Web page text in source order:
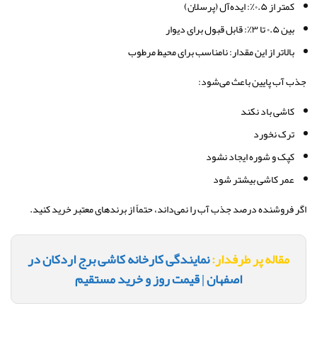
کمتر از ۰.۵٪: ایده‌آل (پرسلان)
بین ۰.۵ تا ۳٪: قابل قبول برای دیوار
بالاتر از این مقدار: نامناسب برای محیط مرطوب
جذب آب پایین باعث می‌شود:
کاشی باد نکند
ترک نخورد
کپک و شوره ایجاد نشود
عمر کاشی بیشتر شود
اگر فروشنده درصد جذب آب را نمی‌داند، حتماً از برندهای معتبر خرید کنید.
مقاله پر طرفدار:نمایندگی کارخانه کاشی برج اردکان در
اصفهان | قیمت روز و خرید مستقیم